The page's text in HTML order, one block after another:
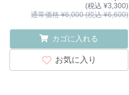
(税込 ¥3,300)
通常価格 ¥6,000 (税込 ¥6,600)
カゴに入れる
お気に入り